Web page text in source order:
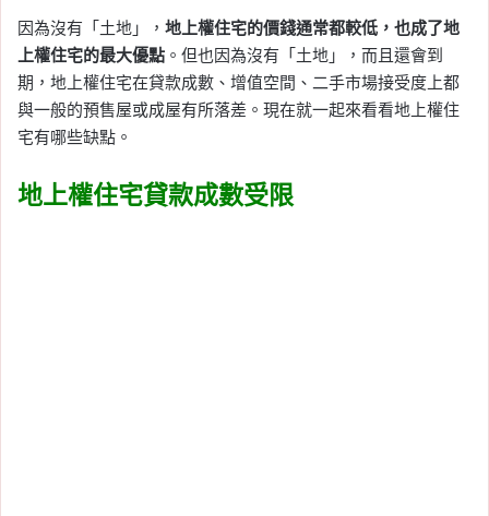
因為沒有「土地」， 地上權住宅的價錢通常都較低，也成了地
上權住宅的最大優點 。但也因為沒有「土地」，而且還會到
期，地上權住宅在貸款成數、增值空間、二手市場接受度上都
與一般的預售屋或成屋有所落差。現在就一起來看看地上權住
宅有哪些缺點。
地上權住宅貸款成數受限